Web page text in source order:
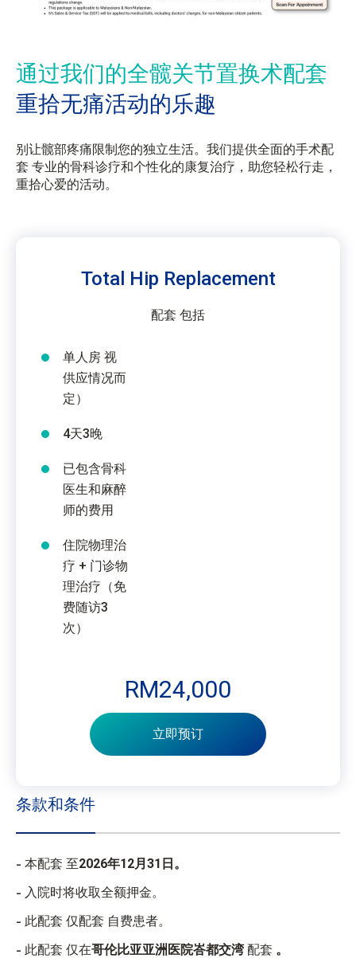
通过我们的全髋关节置换术配套
重拾无痛活动的乐趣
别让髋部疼痛限制您的独立生活。我们提供全面的手术配
套 专业的骨科诊疗和个性化的康复治疗，助您轻松行走，
重拾心爱的活动。
Total Hip Replacement
配套 包括
RM24,000
立即预订
单人房 视
供应情况而
定）
4天3晚
已包含骨科
医生和麻醉
师的费用
住院物理治
疗 + 门诊物
理治疗（免
费随访3
次）
条款和条件
本配套 至2026年12月31日。
入院时将收取全额押金。
此配套 仅配套 自费患者。
此配套 仅在哥伦比亚亚洲医院峇都交湾配套 。